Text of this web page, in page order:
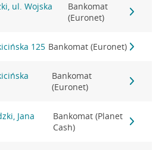
ul. Wojska
Bankomat
(Euronet)
125 Bankomat (Euronet)
Bankomat
(Euronet)
Jana
Bankomat (Planet
Cash)